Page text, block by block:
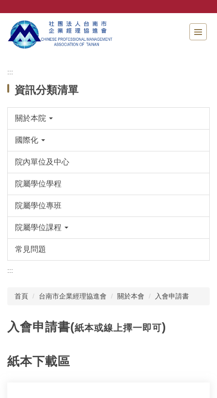
要
:::
資訊分類清單
關於本院
國際化
院內單位及中心
院屬學位學程
院屬學位專班
院屬學位課程
常見問題
:::
首頁 台南市企業經理協進會 關於本會 入會申請書
入會申請書(紙本或線上擇一即可)
紙本下載區